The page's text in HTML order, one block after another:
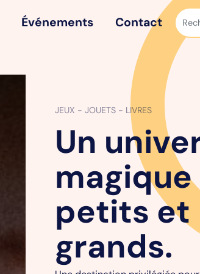
Événements Contact
JEUX - JOUETS - LIVRES
Un
petits et
grands.